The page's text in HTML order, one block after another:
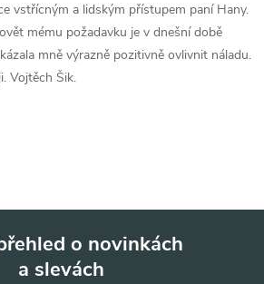
vstřícným a lidským přístupem paní Hany.
mému požadavku je v dnešní době
mně výrazně pozitivně ovlivnit náladu.
Vojtěch Šik.
o novinkách
a slevách